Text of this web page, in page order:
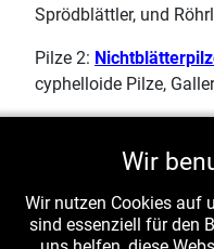
Sprödblättler, und
Pilze 2:
cyphelloide Pilze,
(Ständerpilze) sowie
Pilze 4.Schlauchpilze
Wir
Wir nutzen Cookies auf
sind essenziell für den